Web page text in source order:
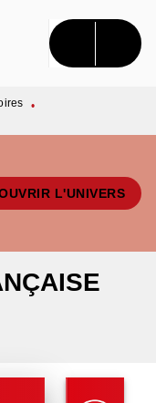
CONTENU
•
L'UNIVERS